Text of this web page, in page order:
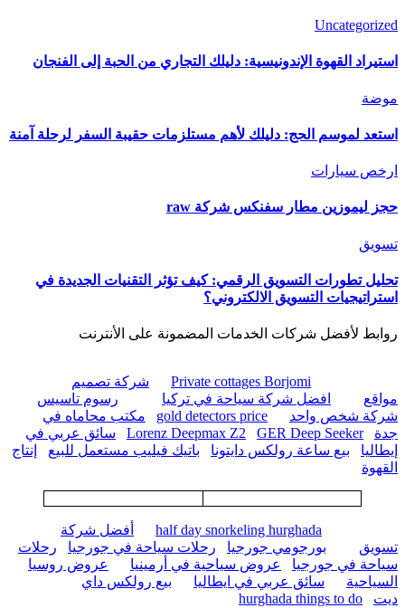
Uncategorized
استيراد القهوة الإندونيسية: دليلك التجاري من الحبة إلى الفنجان
موضة
استعد لموسم الحج: دليلك لأهم مستلزمات حقيبة السفر لرحلة آمنة
ارخص سيارات
حجز ليموزين مطار سفنكس شركة raw
تسويق
تحليل تطورات التسويق الرقمي: كيف تؤثر التقنيات الجديدة في
استراتيجيات التسويق الالكتروني؟
روابط لأفضل شركات الخدمات المضمونة على الأنترنت
Private cottages Borjomi
شركة تصميم
مواقع
افضل شركة سياحة في تركيا
رسوم تاسيس
شركة شخص واحد
gold detectors price
مكتب محاماه في
جدة
Lorenz Deepmax Z2 GER Deep Seeker
سائق عربي في
إيطاليا
بيع ساعة رولكس دايتونا باتيك فيليب مستعمل للبيع
إنتاج
القهوة
half day snorkeling hurghada
أفضل شركة
تسويق
بورجومي جورجيا رحلات سياحة في جورجيا
رحلات
سياحة في جورجيا
عروض سياحية في أرمينيا
عروض روسيا
السياحية
سائق عربي في ايطاليا
بيع رولكس داي
ديت
hurghada things to do